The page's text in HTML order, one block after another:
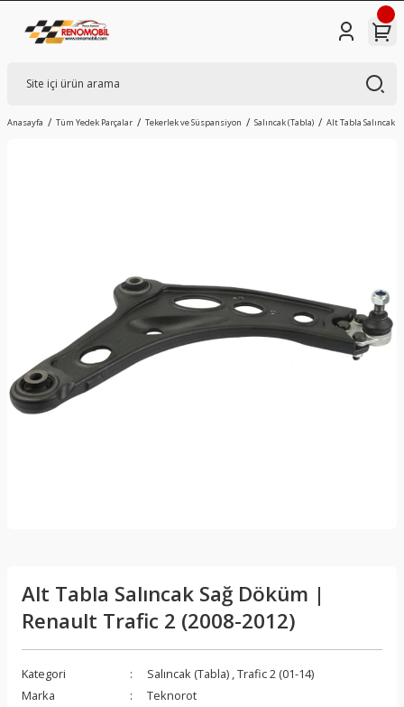
Anasayfa Tüm Yedek Parçalar Tekerlek ve Süspansiyon Salıncak (Tabla) Alt Tabla Salıncak
Alt Tabla Salıncak Sağ Döküm |
Renault Trafic 2 (2008-2012)
Kategori Salıncak (Tabla) ,Trafic 2 (01-14)
Marka
Teknorot